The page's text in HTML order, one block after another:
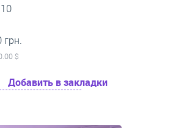
грн.
$
Добавить в закладки